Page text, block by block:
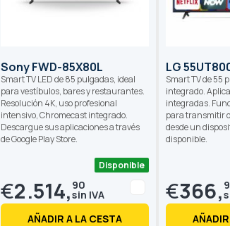
Sony FWD-85X80L
Smart TV LED de 85 pulgadas, ideal
para vestíbulos, bares y restaurantes.
Resolución 4K, uso profesional
intensivo, Chromecast integrado.
Descargue sus aplicaciones a través
de Google Play Store.
Disponible
€2.514,90
AÑADIR A LA CESTA
LG
Smart TV de 55
integrado.
integradas.
para transmitir
desde un
disponible.
€366,